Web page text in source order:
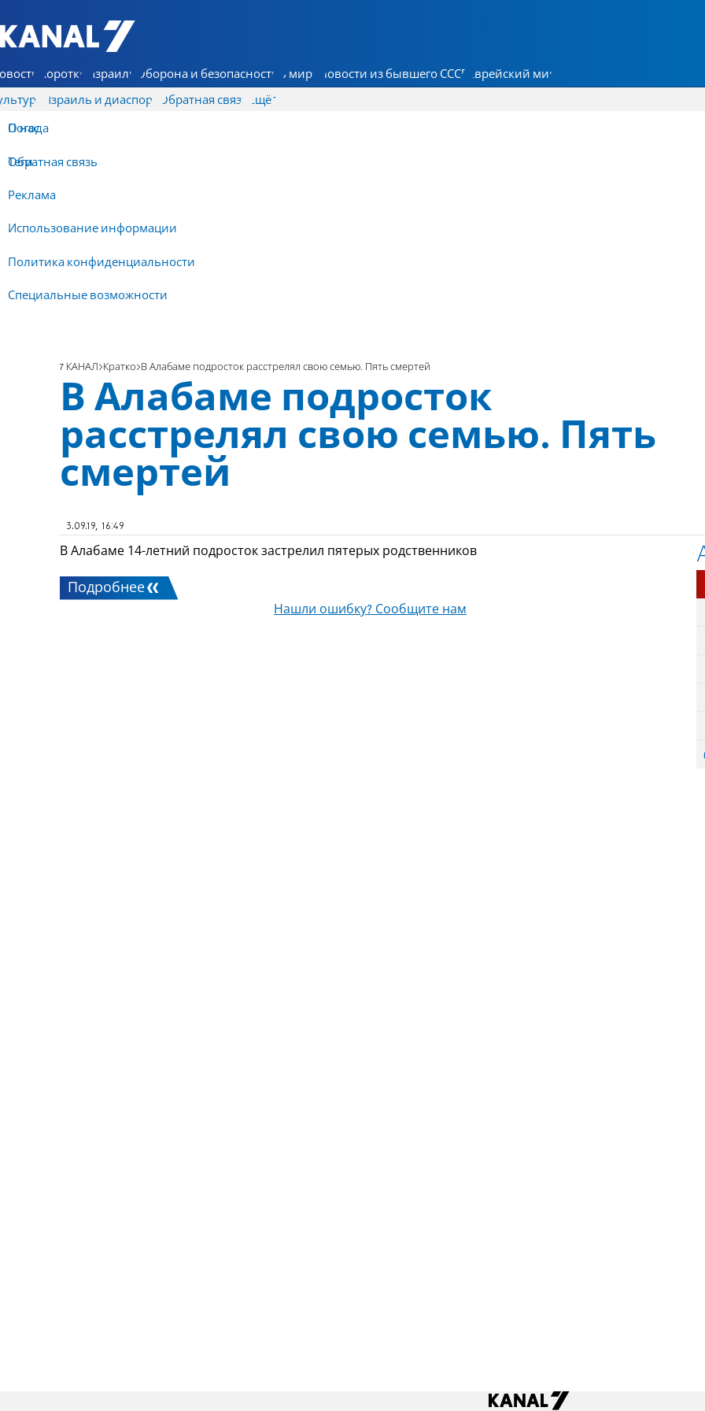
7 КАНАЛ - Аруц Шева
Коротко Израиль Оборона и безопасность В мире Новости из бывшего СССР Еврейский мир
Израиль и диаспора Обратная связь
О нас
Обратная связь
Реклама
Использование информации
Политика конфиденциальности
Специальные возможности
Ещё
Погода
Теги
7 КАНАЛ Кратко В Алабаме подросток расстрелял свою семью. Пять смертей
В Алабаме подросток
расстрелял свою семью. Пять
смертей
3.09.19, 16:49
В Алабаме 14-летний подросток застрелил пятерых родственников
Подробнее
Нашли ошибку? Сообщите нам